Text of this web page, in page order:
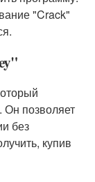
"Crack"
Он позволяет
без
купив